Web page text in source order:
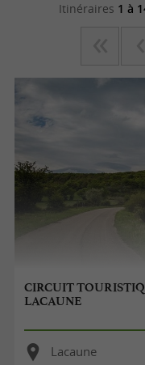
Itinéraires 1 à
CIRCUIT
LACAUNE
Lacaune